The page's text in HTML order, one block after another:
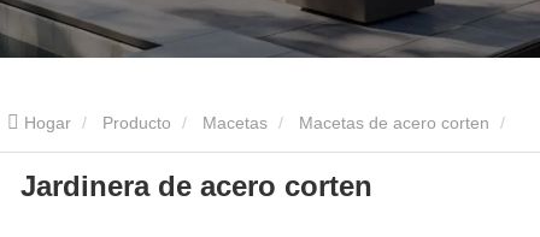
Hogar Producto Macetas Macetas de acero corten
Jardinera de acero corten
Jardinera de acero corten